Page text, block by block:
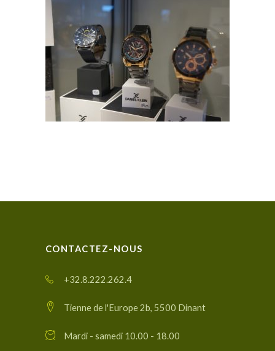
CONTACTEZ-NOUS
+32.8.222.262.4
Tienne de l'Europe 2b, 5500 Dinant
Mardi - samedi 10.00 - 18.00